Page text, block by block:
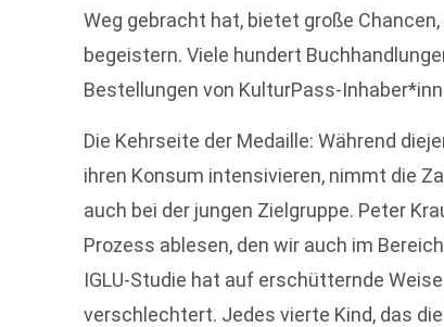
Weg gebracht hat, bietet große
begeistern. Viele hundert
Bestellungen von KulturPass-
Die Kehrseite der Medaille: Während
ihren Konsum intensivieren, nimmt die
auch bei der jungen Zielgruppe. Peter
Prozess ablesen, den wir auch im
IGLU-Studie hat auf erschütternde
verschlechtert. Jedes vierte Kind, das